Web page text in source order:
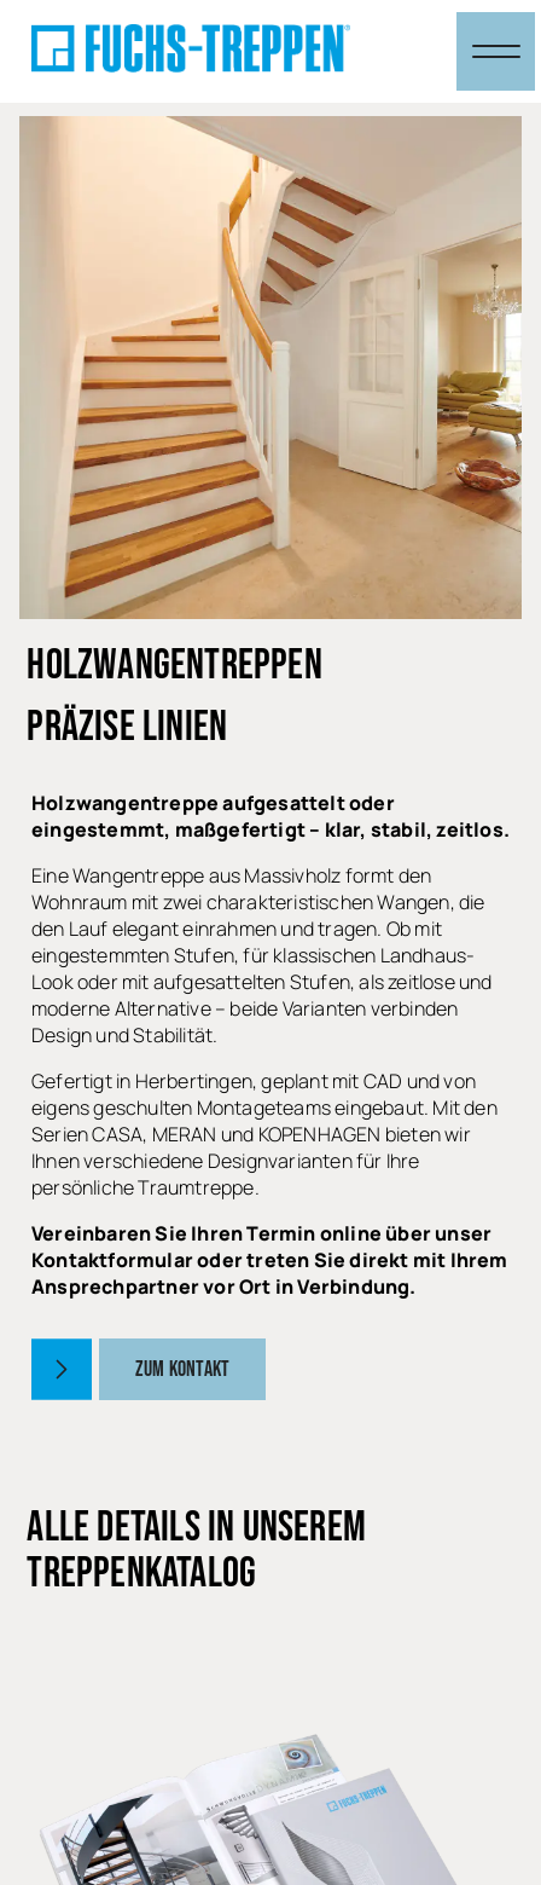
HOLZWANGENTREPPEN
PRÄZISE LINIEN
Holzwangentreppe aufgesattelt oder
eingestemmt, maßgefertigt – klar, stabil, zeitlos.
Eine Wangentreppe aus Massivholz formt den
Wohnraum mit zwei charakteristischen Wangen, die
den Lauf elegant einrahmen und tragen. Ob mit
eingestemmten Stufen, für klassischen Landhaus-
Look oder mit aufgesattelten Stufen, als zeitlose und
moderne Alternative – beide Varianten verbinden
Design und Stabilität.
Gefertigt in Herbertingen, geplant mit CAD und von
eigens geschulten Montageteams eingebaut. Mit den
Serien CASA, MERAN und KOPENHAGEN bieten wir
Ihnen verschiedene Designvarianten für Ihre
persönliche Traumtreppe.
Vereinbaren Sie Ihren Termin online über unser
Kontaktformular oder treten Sie direkt mit Ihrem
Ansprechpartner vor Ort in Verbindung.
ZUM KONTAKT
ALLE DETAILS IN UNSEREM
TREPPENKATALOG